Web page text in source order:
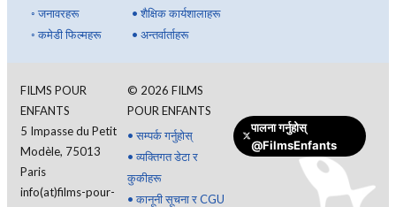
◦ जनावरहरू
◦ कमेडी फिल्महरू
• शैक्षिक कार्यशालाहरू
• अन्तर्वार्ताहरू
FILMS POUR
ENFANTS
5 Impasse du Petit
Modèle, 75013
Paris
info(at)films-pour-
© 2026 FILMS
POUR ENFANTS
•सम्पर्क गर्नुहोस्
•व्यक्तिगत डेटा र
कुकीहरू
•कानूनी सूचना र CGU
पालना गर्नुहोस्
@FilmsEnfants